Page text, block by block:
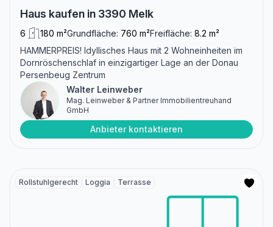
Haus kaufen in 3390 Melk
6 180 m²Grundfläche: 760 m²Freifläche: 8.2 m²
HAMMERPREIS! Idyllisches Haus mit 2 Wohneinheiten im
Dornröschenschlaf in einzigartiger Lage an der Donau
Persenbeug Zentrum
Walter Leinweber
Mag. Leinweber & Partner Immobilientreuhand
GmbH
Anbieter kontaktieren
Rollstuhlgerecht Loggia Terrasse